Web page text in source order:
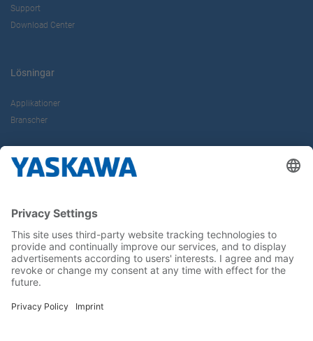
Support
Download Center
Lösningar
Applikationer
Branscher
Om oss
Karriär
Följ oss i sociala medier: